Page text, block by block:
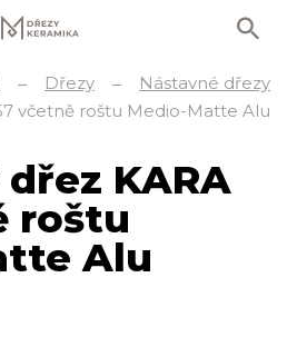
Dřezy
Nástavné dřezy
včetně roštu Medio-Matte Alu
KARA
roštu
Alu